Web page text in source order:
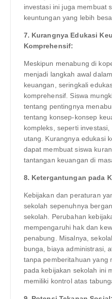
investasi ini juga membuat
keuntungan yang lebih
7. Kurangnya Edukasi
Komprehensif:
Meskipun menabung di
menjadi langkah awal
keuangan, seringkali
komprehensif. Siswa
tentang pentingnya
tentang konsep-konsep
kompleks, seperti
utang. Kurangnya edukasi
dapat membuat siswa
tantangan keuangan di
8. Ketergantungan pada
Kebijakan dan peraturan
sekolah sepenuhnya
sekolah. Perubahan
mempengaruhi hak dan
penabung. Misalnya,
bunga, biaya administrasi,
tanpa pemberitahuan yang
pada kebijakan sekolah ini
memiliki kontrol atas